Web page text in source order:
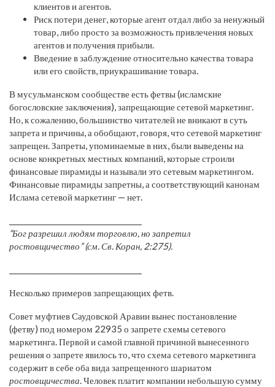
клиентов и агентов.
Риск потери денег, которые агент отдал либо за ненужный
товар, либо просто за возможность привлечения новых
агентов и получения прибыли.
Введение в заблуждение относительно качества товара
или его свойств, приукрашивание товара.
В мусульманском сообществе есть фетвы (исламские
богословские заключения), запрещающие сетевой маркетинг.
Но, к сожалению, большинство читателей не вникают в суть
запрета и причины, а обобщают, говоря, что сетевой маркетинг
запрещен. Запреты, упоминаемые в них, были выведены на
основе конкретных местных компаний, которые строили
финансовые пирамиды и называли это сетевым маркетингом.
Финансовые пирамиды запретны, а соответствующий канонам
Ислама сетевой маркетинг — нет.
“Бог разрешил людям торговлю, но запретил
ростовщичество” (см. Св. Коран, 2:275).
Несколько примеров запрещающих фетв.
Совет муфтиев Саудовской Аравии вынес постановление
(фетву) под номером 22935 о запрете схемы сетевого
маркетинга. Первой и самой главной причиной вынесенного
решения о запрете явилось то, что схема сетевого маркетинга
содержит в себе оба вида запрещенного шариатом
ростовщичества. Человек платит компании небольшую сумму